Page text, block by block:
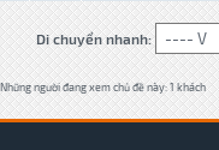
Di chuyển nhanh:
Những người đang xem chủ đề này: 1 khách